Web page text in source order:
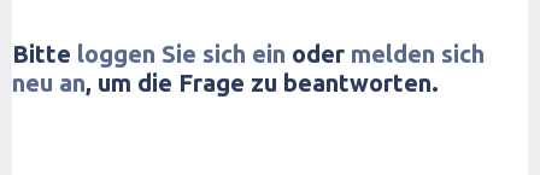
Bitte loggen Sie sich ein oder melden sich
neu an, um die Frage zu beantworten.